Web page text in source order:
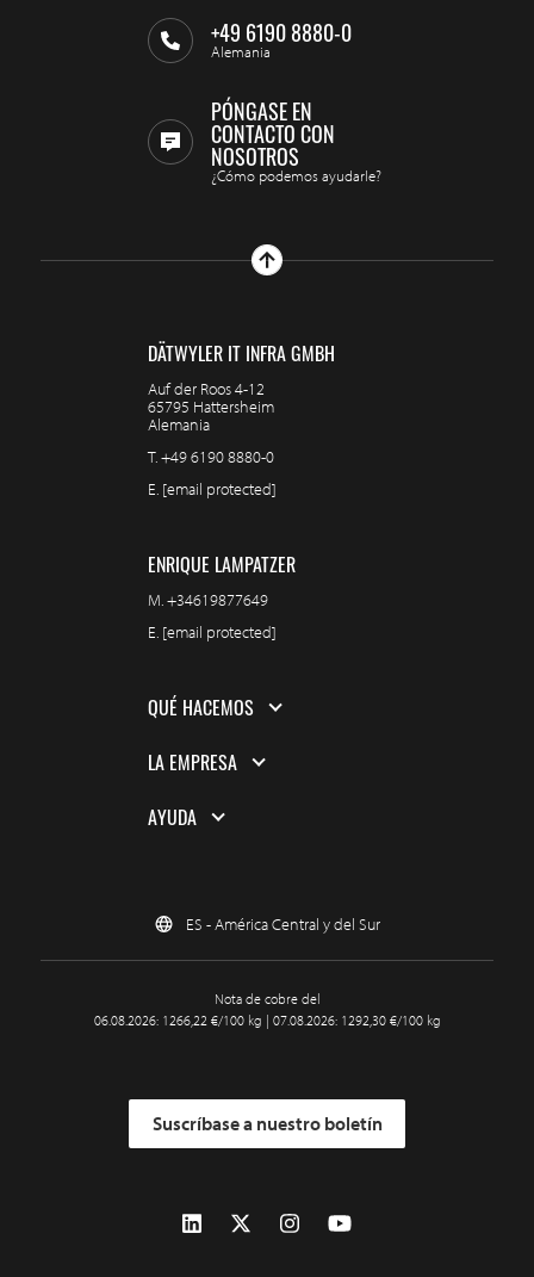
+49 6190 8880-0
Alemania
PÓNGASE EN
CONTACTO CON
NOSOTROS
¿Cómo podemos ayudarle?
DÄTWYLER IT INFRA GMBH
Auf der Roos 4-12
65795 Hattersheim
Alemania
T. +49 6190 8880-0
E. [email protected]
ENRIQUE LAMPATZER
M. +34619877649
E. [email protected]
QUÉ HACEMOS
LA EMPRESA
AYUDA
ES - América Central y del Sur
Nota de cobre del
06.08.2026: 1266,22 €/100 kg | 07.08.2026: 1292,30 €/100 kg
Suscríbase a nuestro boletín